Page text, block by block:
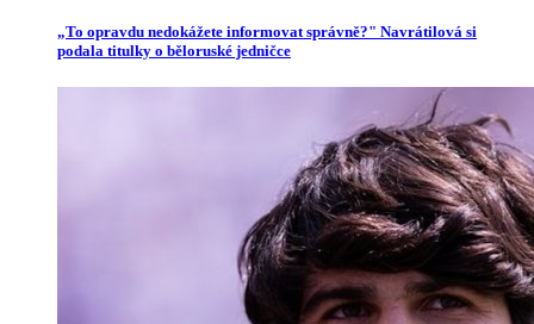
„To opravdu nedokážete informovat správně?" Navrátilová si
podala titulky o běloruské jedničce